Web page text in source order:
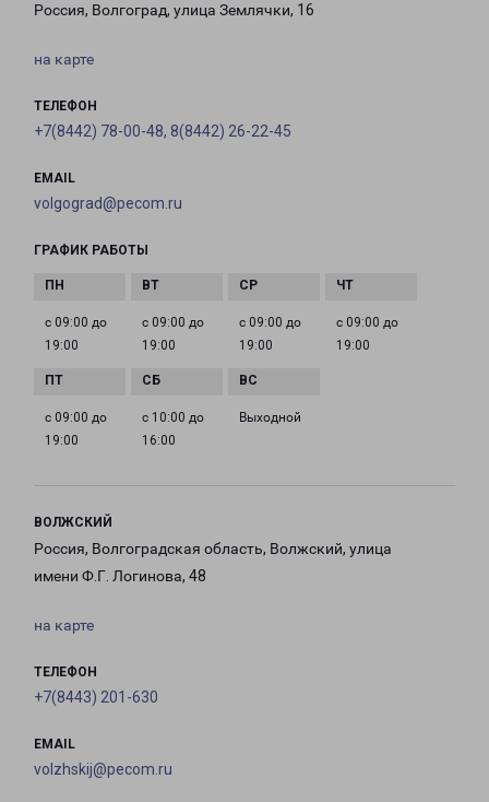
Россия, Волгоград, улица Землячки, 16
на карте
ТЕЛЕФОН
+7(8442) 78-00-48, 8(8442) 26-22-45
EMAIL
volgograd@pecom.ru
ГРАФИК РАБОТЫ
с 09:00 до
19:00
с 09:00 до
19:00
с 09:00 до
19:00
с 09:00 до
19:00
с 09:00 до
19:00
с 10:00 до
16:00
Выходной
ВОЛЖСКИЙ
Россия, Волгоградская область, Волжский, улица
имени Ф.Г. Логинова, 48
на карте
ТЕЛЕФОН
+7(8443) 201-630
EMAIL
volzhskij@pecom.ru